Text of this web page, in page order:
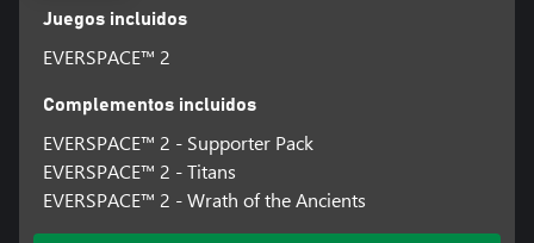
Juegos incluidos
EVERSPACE™ 2
Complementos incluidos
EVERSPACE™ 2 - Supporter Pack
EVERSPACE™ 2 - Titans
EVERSPACE™ 2 - Wrath of the Ancients